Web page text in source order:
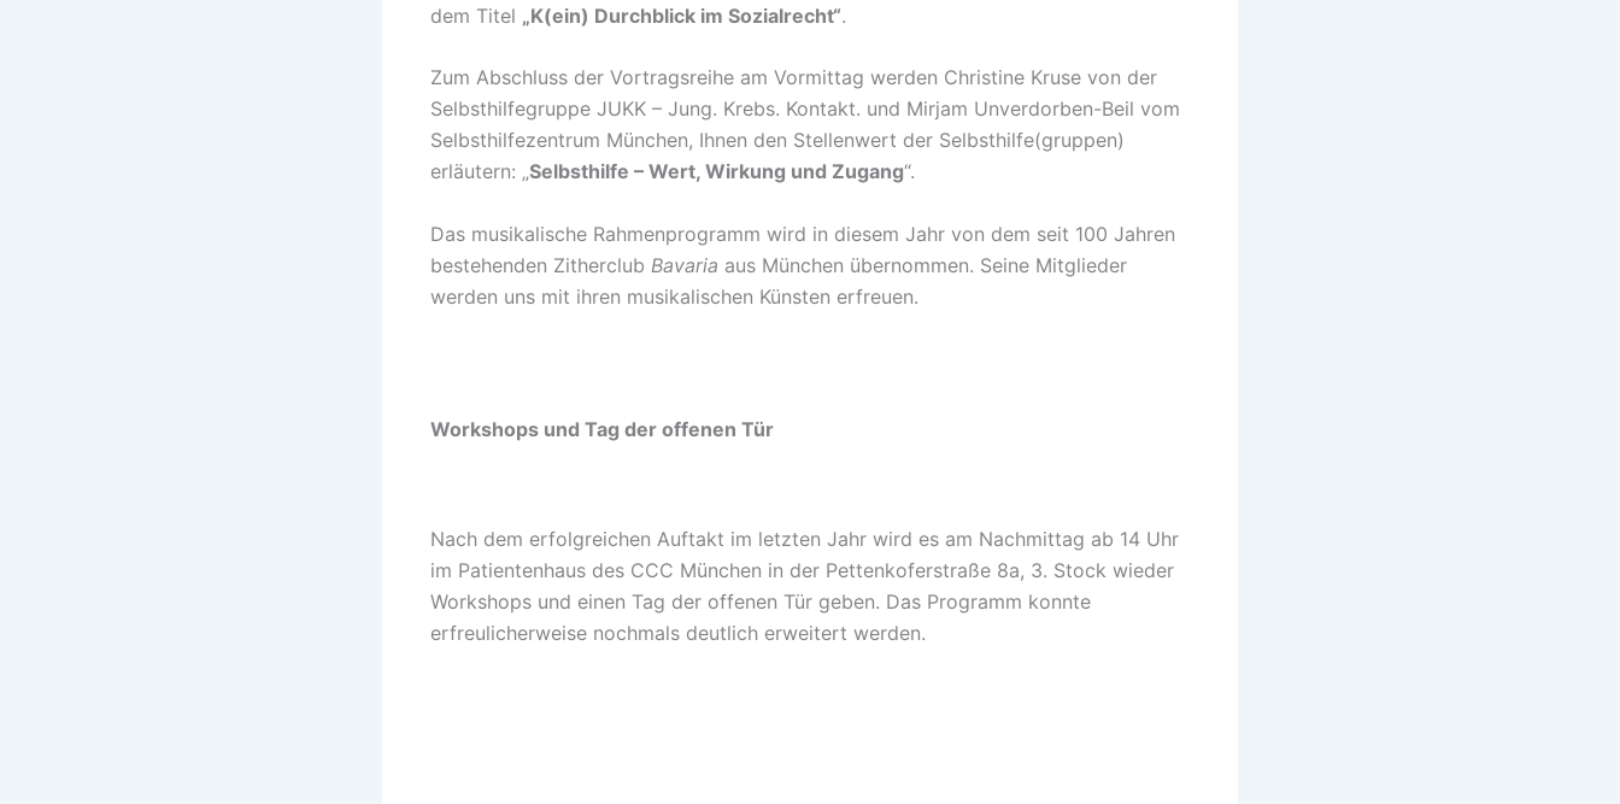
dem Titel „K(ein) Durchblick im Sozialrecht“.
Zum Abschluss der Vortragsreihe am Vormittag werden Christine Kruse von der
Selbsthilfegruppe JUKK – Jung. Krebs. Kontakt. und Mirjam Unverdorben-Beil vom
Selbsthilfezentrum München, Ihnen den Stellenwert der Selbsthilfe(gruppen)
erläutern: „Selbsthilfe – Wert, Wirkung und Zugang“.
Das musikalische Rahmenprogramm wird in diesem Jahr von dem seit 100 Jahren
bestehenden Zitherclub Bavaria aus München übernommen. Seine Mitglieder
werden uns mit ihren musikalischen Künsten erfreuen.
Workshops und Tag der offenen Tür
Nach dem erfolgreichen Auftakt im letzten Jahr wird es am Nachmittag ab 14 Uhr
im Patientenhaus des CCC München in der Pettenkoferstraße 8a, 3. Stock wieder
Workshops und einen Tag der offenen Tür geben. Das Programm konnte
erfreulicherweise nochmals deutlich erweitert werden.